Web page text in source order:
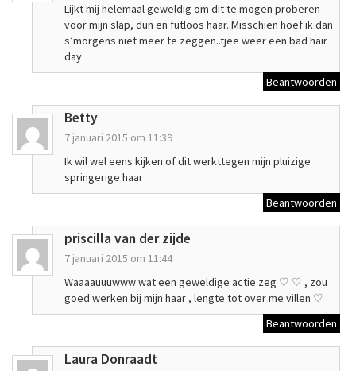
Lijkt mij helemaal geweldig om dit te mogen proberen
voor mijn slap, dun en futloos haar. Misschien hoef ik dan
s’morgens niet meer te zeggen..tjee weer een bad hair
day
Beantwoorden
Betty
7 januari 2015 om 11:39
Ik wil wel eens kijken of dit werkttegen mijn pluizige
springerige haar
Beantwoorden
priscilla van der zijde
7 januari 2015 om 11:44
Waaaauuuwww wat een geweldige actie zeg ♡ ♡ , zou
goed werken bij mijn haar , lengte tot over me villen ♡
Beantwoorden
Laura Donraadt